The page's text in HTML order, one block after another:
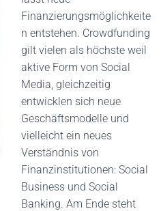
Finanzierungsmöglichkeite
n entstehen. Crowdfunding
gilt vielen als höchste weil
aktive Form von Social
Media, gleichzeitig
entwicklen sich neue
Geschäftsmodelle und
vielleicht ein neues
Verständnis von
Finanzinstitutionen: Social
Business und Social
Banking. Am Ende steht